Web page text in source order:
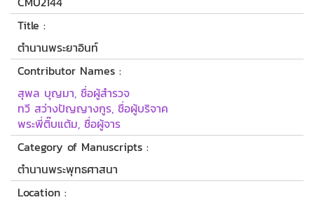
Title :
ตำนานพระยาอินท์
Contributor Names :
สุพล บุญมา, ชื่อผู้สำรวจ
ทวี สว่างปัญญางกูร, ชื่อผู้บริจาค
พระพี่ติ๊บแต้ม, ชื่อผู้จาร
Category of Manuscripts :
ตำนานพระพุทธศาสนา
Location :